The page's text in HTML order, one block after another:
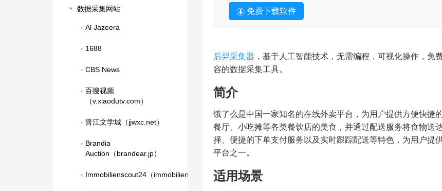
数据采集网站
Al Jazeera
1688
CBS News
百搜视频
（v.xiaodutv.com）
晋江文学城（jjwxc.net）
Brandia
Auction（brandear.jp）
Immobilienscout24（immobilienscout24.de）
免费下载软件
后羿采集器 ，基于人工智能技术，无需编程，可视化操作，
容的数据采集工具。
简介
饿了么是中国一家知名的在线外卖平台，为用户提供方便快捷
餐厅、小吃摊等各类餐饮店的美食，并通过配送服务将食物送
择、便捷的下单支付服务以及实时跟踪配送等特色，为用户提
平台之一。
适用场景